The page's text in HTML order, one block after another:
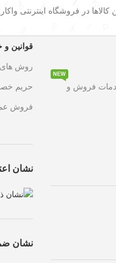
در فروشگاه اینترنتی
فروش و
NEW
قوانین
روش های
حریم
فروش
نشان
نشان
به مدت محدود روی